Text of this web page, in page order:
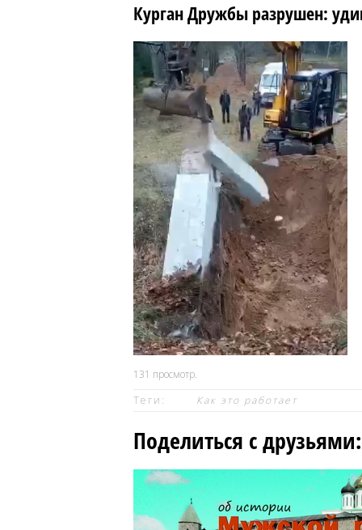
Курган Дружбы разрушен:
131 просмотр.
Теги:
Как это работает
Поделиться с друзьями: